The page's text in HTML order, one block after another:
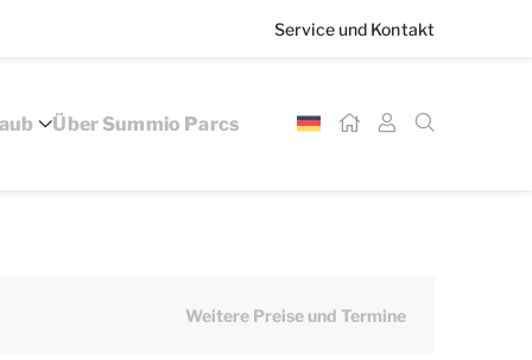
Service und Kontakt
Über Summio Parcs
Weitere Preise und Termine